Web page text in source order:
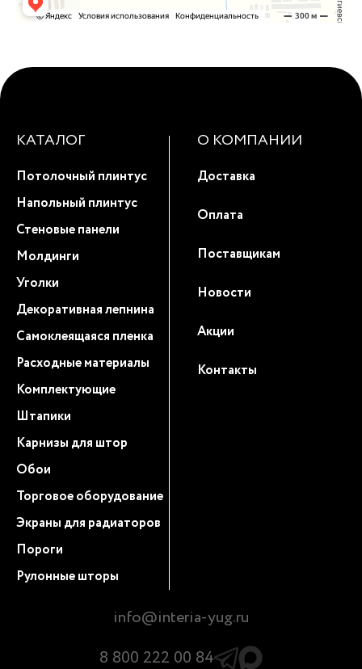
КАТАЛОГ
Потолочный плинтус
Напольный плинтус
Стеновые панели
Молдинги
Уголки
Декоративная лепнина
Самоклеящаяся пленка
Расходные материалы
Комплектующие
Штапики
Карнизы для штор
Обои
Торговое оборудование
Экраны для радиаторов
Пороги
Рулонные шторы
О КОМПАНИИ
Доставка
Оплата
Поставщикам
Новости
Акции
Контакты
info@interia-yug.ru
8 800 222 00 84